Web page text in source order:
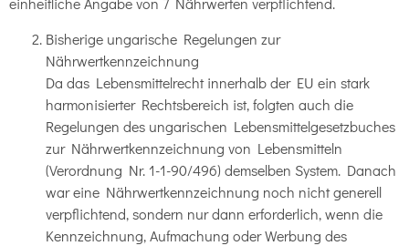
Bisherige ungarische Regelungen zur
Nährwertkennzeichnung
Da das Lebensmittelrecht innerhalb der EU ein stark
harmonisierter Rechtsbereich ist, folgten auch die
Regelungen des ungarischen Lebensmittelgesetzbuches
zur Nährwertkennzeichnung von Lebensmitteln
(Verordnung Nr. 1-1-90/496) demselben System. Danach
war eine Nährwertkennzeichnung noch nicht generell
verpflichtend, sondern nur dann erforderlich, wenn die
Kennzeichnung, Aufmachung oder Werbung des